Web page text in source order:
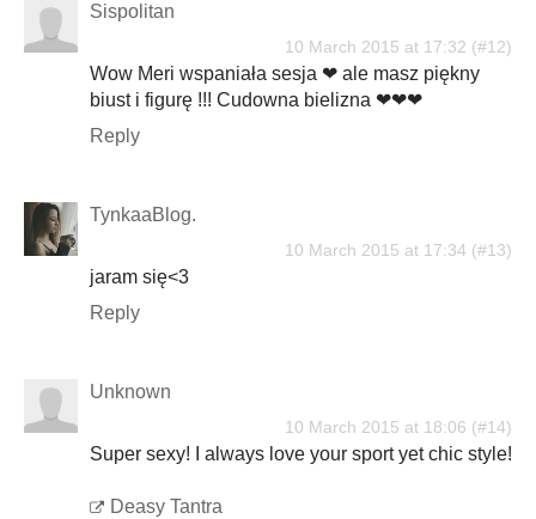
Sispolitan
10 March 2015 at 17:32
Wow Meri wspaniała sesja ❤ ale masz piękny
biust i figurę !!! Cudowna bielizna ❤❤❤
Reply
TynkaaBlog.
10 March 2015 at 17:34
jaram się<3
Reply
Unknown
10 March 2015 at 18:06
Super sexy! I always love your sport yet chic style!
Deasy Tantra